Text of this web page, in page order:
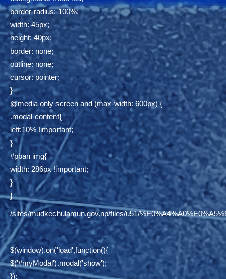
border-radius: 100%;
width: 45px;
height: 40px;
border: none;
outline: none;
cursor: pointer;
}
@media only screen and (max-width: 600px) {
.modal-content{
left:10% !important;
}
#pban img{
width: 286px !important;
}
}
/sites/mudkechulamun.gov.np/files/u51/
$(window).on('load',function(){
$('#myModal').modal('show');
});